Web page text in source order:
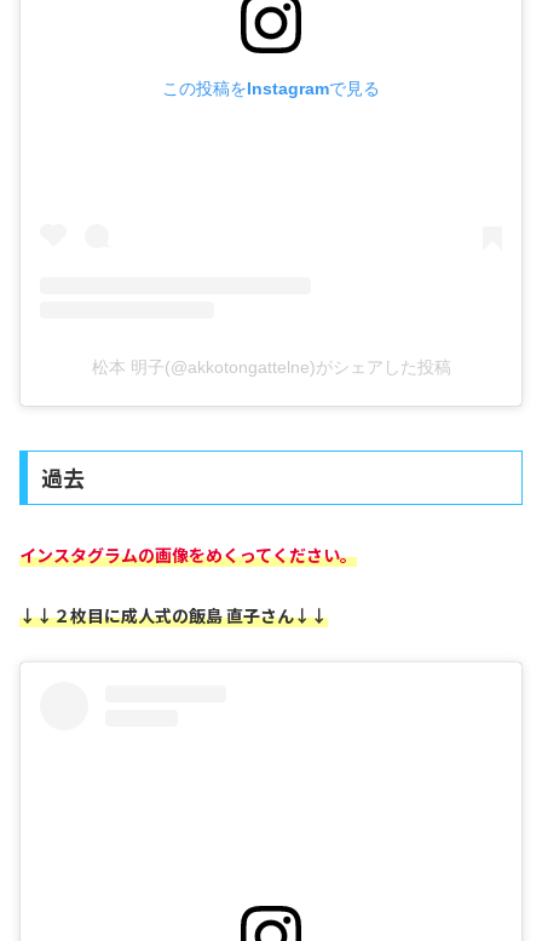
この投稿をInstagramで見る
松本 明子(@akkotongattelne)がシェアした投稿
過去
インスタグラムの画像をめくってください。
↓↓２枚目に成人式の飯島 直子さん↓↓